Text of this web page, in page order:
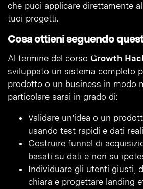
che puoi applicare direttamente
tuoi progetti.
Cosa ottieni seguendo
Al termine del corso Growth
sviluppato un sistema completo
prodotto o un business in modo
particolare sarai in grado di:
Validare un’idea o un
usando test rapidi e dati reali
Costruire funnel di
basati su dati e non su
Individuare gli utenti giusti,
chiara e progettare landing